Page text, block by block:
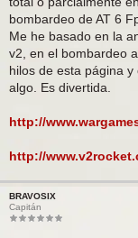
bombardeo de AT 6
Me he basado en la
v2, en el bombardeo
hilos de esta página
algo. Es divertida.
http://
http://
BRAVOSIX
Capitán